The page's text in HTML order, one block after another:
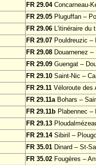
FR 29.04Concarneau-
FR 29.05 Pluguffan –
FR 29.06 L'itinéraire du
FR 29.07 Pouldreuzic –
FR 29.08 Douarnenez
FR 29.09 Guengat –
FR 29.10 Saint-Nic –
FR 29.11 Véloroute des
FR 29.11aBohars –
FR 29.11b Plabennec –
FR 29.13
FR 29.14Sibiril –
FR 35.01 Dinard – St-
FR 35.02 Fougères –